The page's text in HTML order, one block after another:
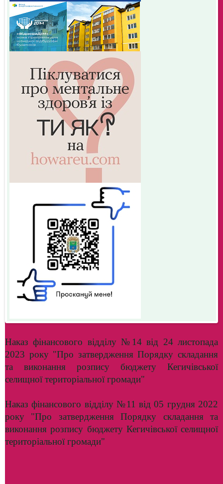
Наказ фінансового відділу №14 від 24 листопада
2023 року "Про затвердження Порядку складання
та виконання розпису бюджету Кегичівської
селищної територіальної громади"
Наказ фінансового відділу№11 від 05 грудня 2022
року "Про затвердження Порядку складання та
виконання розпису бюджету Кегичівської селищної
територіальної громади"